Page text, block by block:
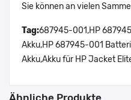
Sie können an vielen
Tag:687945-001,HP
Akku,HP 687945-001
Akku,Akku für HP Jacket